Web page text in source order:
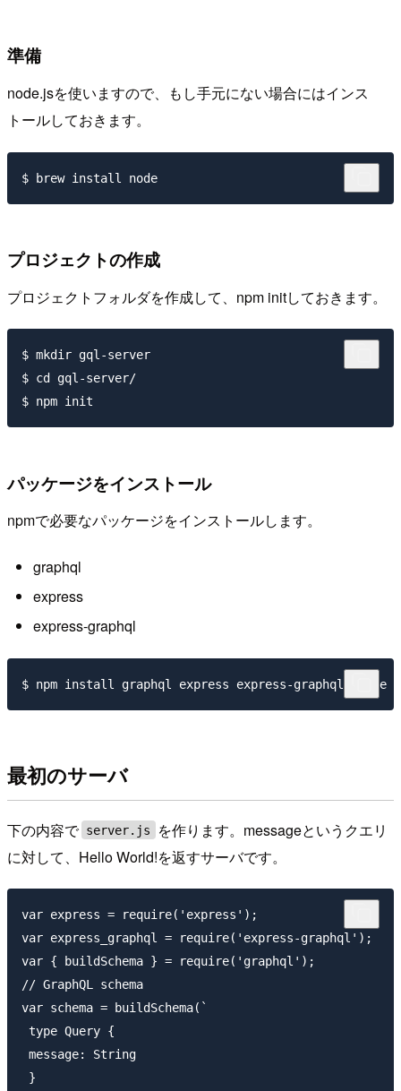
準備
node.jsを使いますので、もし手元にない場合にはインス
トールしておきます。
プロジェクトの作成
プロジェクトフォルダを作成して、npm initしておきます。
$ mkdir gql-server
$ cd gql-server/
パッケージをインストール
npmで必要なパッケージをインストールします。
graphql
express
express-graphql
最初のサーバ
下の内容で server.js
を作ります。messageというクエリ
に対して、Hello World!を返すサーバです。
var express = require('express');
var express_graphql = require('express-graphql');
var { buildSchema } = require('graphql');
// GraphQL schema
var schema = buildSchema(`
type Query {
message: String
}